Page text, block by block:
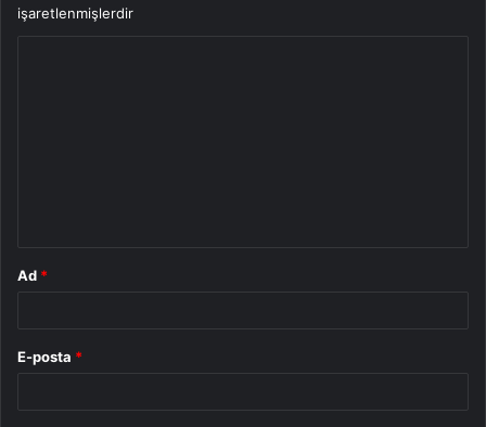
işaretlenmişlerdir
Ad *
E-posta *